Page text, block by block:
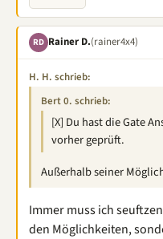
RD Rainer D.(rainer4x4)
H. H. schrieb:
Bert 0. schrieb:
[X] Du hast die Gate
vorher geprüft.
Außerhalb seiner
Immer muss ich
den Möglichkeiten,